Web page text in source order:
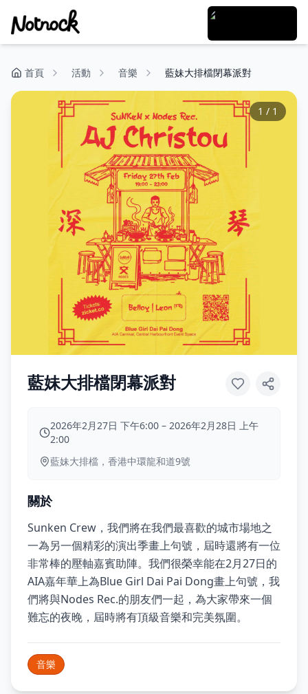
首頁 活動 音樂 藍妹大排檔閉幕派對
1 / 1
藍妹大排檔閉幕派對
2026年2月27日 下午6:00 – 2026年2月28日 上午
2:00
藍妹大排檔，香港中環龍和道9號
關於
Sunken Crew，我們將在我們最喜歡的城市場地之
一為另一個精彩的演出季畫上句號，屆時還將有一位
非常棒的壓軸嘉賓助陣。我們很榮幸能在2月27日的
AIA嘉年華上為Blue Girl Dai Pai Dong畫上句號，我
們將與Nodes Rec.的朋友們一起，為大家帶來一個
難忘的夜晚，屆時將有頂級音樂和完美氛圍。
音樂